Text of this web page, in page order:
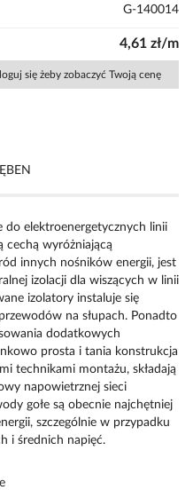
G-140014
4,61 zł/m
się żeby zobaczyć Twoją cenę
do elektroenergetycznych linii
cechą wyróżniającą
innych nośników energii, jest
izolacji dla wiszących w linii
izolatory instaluje się
na słupach. Ponadto
dodatkowych
prosta i tania konstrukcja
technikami montażu, składają
napowietrznej sieci
gołe są obecnie najchętniej
szczególnie w przypadku
i średnich napięć.